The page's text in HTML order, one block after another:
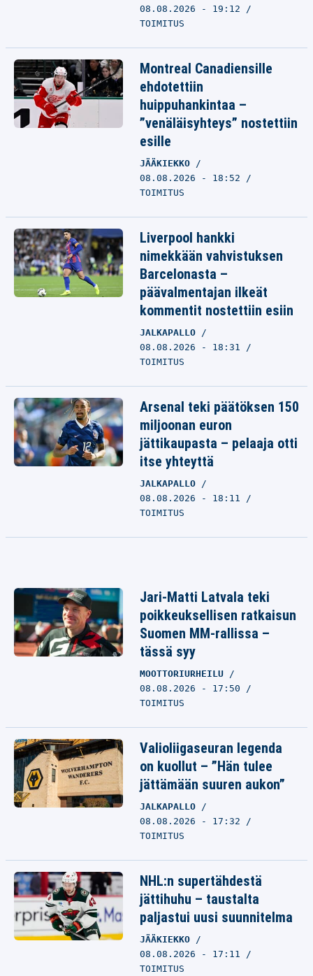
08.08.2026 - 19:12
TOIMITUS
Montreal Canadiensille
ehdotettiin
huippuhankintaa –
”venäläisyhteys” nostettiin
esille
JÄÄKIEKKO
08.08.2026 - 18:52
TOIMITUS
Liverpool hankki
nimekkään vahvistuksen
Barcelonasta –
päävalmentajan ilkeät
kommentit nostettiin esiin
JALKAPALLO
08.08.2026 - 18:31
TOIMITUS
Arsenal teki päätöksen 150
miljoonan euron
jättikaupasta – pelaaja otti
itse yhteyttä
JALKAPALLO
08.08.2026 - 18:11
TOIMITUS
Jari-Matti Latvala teki
poikkeuksellisen ratkaisun
Suomen MM-rallissa –
tässä syy
MOOTTORIURHEILU
08.08.2026 - 17:50
TOIMITUS
Valioliigaseuran legenda
on kuollut – ”Hän tulee
jättämään suuren aukon”
JALKAPALLO
08.08.2026 - 17:32
TOIMITUS
NHL:n supertähdestä
jättihuhu – taustalta
paljastui uusi suunnitelma
JÄÄKIEKKO
08.08.2026 - 17:11
TOIMITUS